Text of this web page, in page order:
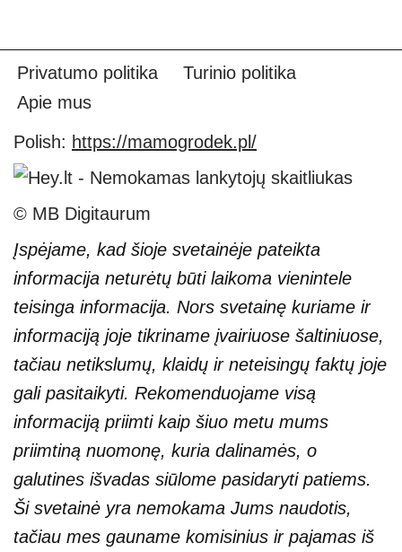
Privatumo politika
Turinio politika
Apie mus
Polish: https://mamogrodek.pl/
© MB Digitaurum
Įspėjame, kad šioje svetainėje pateikta
informacija neturėtų būti laikoma vienintele
teisinga informacija. Nors svetainę kuriame ir
informaciją joje tikriname įvairiuose šaltiniuose,
tačiau netikslumų, klaidų ir neteisingų faktų joje
gali pasitaikyti. Rekomenduojame visą
informaciją priimti kaip šiuo metu mums
priimtiną nuomonę, kuria dalinamės, o
galutines išvadas siūlome pasidaryti patiems.
Ši svetainė yra nemokama Jums naudotis,
tačiau mes gauname komisinius ir pajamas iš